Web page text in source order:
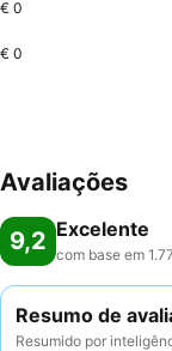
€ 0
€ 0
Avaliações
9,2 Excelente
com base em
Resumo de
Resumido por